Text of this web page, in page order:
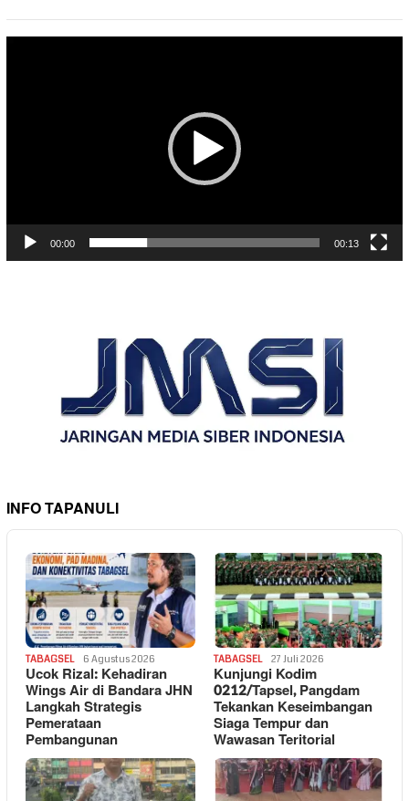
00:00 00:13
INFO TAPANULI
TABAGSEL 6 Agustus 2026
Ucok Rizal: Kehadiran
Wings Air di Bandara JHN
Langkah Strategis
Pemerataan
Pembangunan
TABAGSEL 27 Juli 2026
Kunjungi Kodim
0212/Tapsel, Pangdam
Tekankan Keseimbangan
Siaga Tempur dan
Wawasan Teritorial